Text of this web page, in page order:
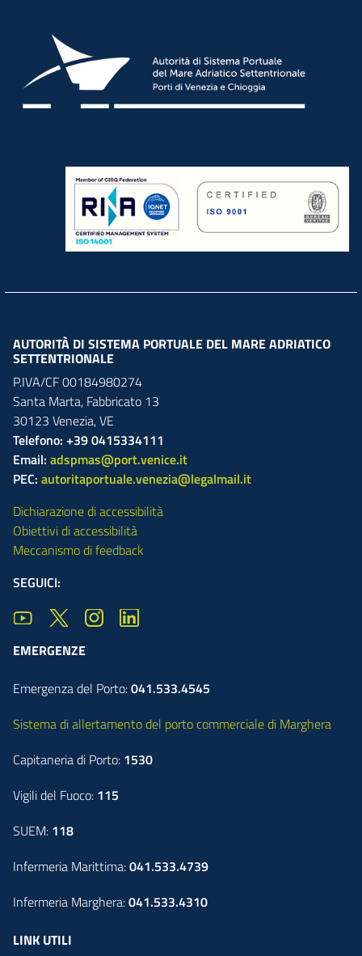
AUTORITÀ DI SISTEMA PORTUALE DEL MARE ADRIATICO
SETTENTRIONALE
P.IVA/CF 00184980274
Santa Marta, Fabbricato 13
30123 Venezia,VE
Telefono: +39 0415334111
Email: adspmas@port.venice.it
PEC: autoritaportuale.venezia@legalmail.it
Dichiarazione di accessibilità
Obiettivi di accessibilità
Meccanismo di feedback
SEGUICI:
EMERGENZE
Emergenza del Porto:041.533.4545
Sistema di allertamento del porto commerciale di Marghera
Capitaneria di Porto: 1530
Vigili del Fuoco: 115
SUEM: 118
Infermeria Marittima:041.533.4739
Infermeria Marghera:041.533.4310
LINK UTILI